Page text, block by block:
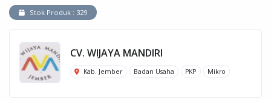
Stok Produk : 329
CV. WIJAYA MANDIRI
Kab. Jember Badan Usaha PKP Mikro